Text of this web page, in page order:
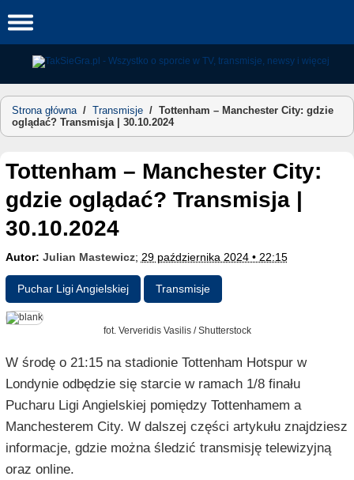
to
Strona główna/ Transmisje / Tottenham – Manchester City: gdzie
oglądać? Transmisja | 30.10.2024
Tottenham – Manchester City:
gdzie oglądać? Transmisja |
30.10.2024
Autor: Julian Mastewicz; 29 października 2024 • 22:15
Puchar Ligi Angielskiej Transmisje
fot. Ververidis Vasilis / Shutterstock
W środę o 21:15 na stadionie Tottenham Hotspur w
Londynie odbędzie się starcie w ramach 1/8 finału
Pucharu Ligi Angielskiej pomiędzy Tottenhamem a
Manchesterem City. W dalszej części artykułu znajdziesz
informacje, gdzie można śledzić transmisję telewizyjną
oraz online.